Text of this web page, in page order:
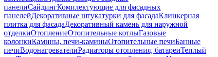
панелиСайдингКомплектующие для фасадных
панелейДекоративные штукатурки для фасадаКлинкерная
плитка для фасадаДекоративный камень для наружной
отделкиОтоплениеОтопительные котлыГазовые
колонкиКамины, печи-каминыОтопительные печиБанные
печиВодонагревателиРадиаторы отопления, батареиТеплый